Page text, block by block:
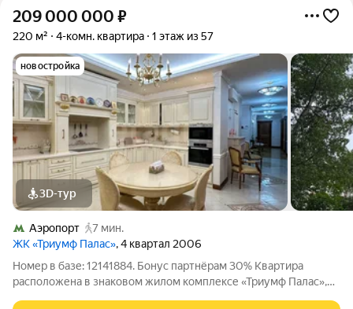
209 000 000 ₽
220 м² 4-комн. квартира 1 этаж из 57
новостройка
3D-тур
Аэропорт
7 мин.
ЖК «Триумф Палас», 4 квартал 2006
Номер в базе: 12141884. Бонус партнёрам 30% Квартира
расположена в знаковом жилом комплексе «Триумф Палас»,